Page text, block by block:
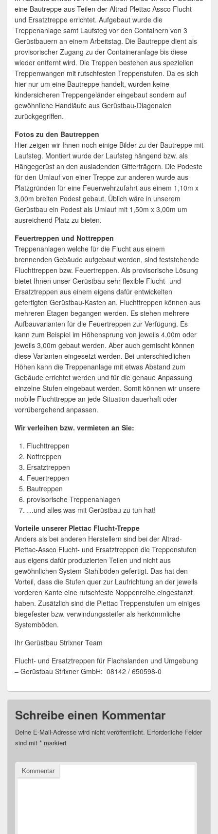
eine Bautreppe aus Teilen der Altrad Plettac Assco Flucht-
und Ersatztreppe errichtet. Aufgebaut wurde die
Treppenanlage samt Laufsteg vor den Containern von 3
Gerüstbauern an einem Arbeitstag. Die Bautreppe dient als
provisorischer Zugang zu der Containeranlage bis diese
wieder entfernt wird. Die Treppen bestehen aus speziellen
Treppenwangen mit rutschfesten Treppenstufen. Da es sich
hier nur um eine Bautreppe handelt, wurden keine
kindersicheren Treppengeländer eingebaut sondern auf
gewöhnliche Handläufe aus Gerüstbau-Diagonalen
zurückgegriffen.
Fotos zu den Bautreppen
Hier zeigen wir Ihnen noch einige Bilder zu der Bautreppe mit
Laufsteg. Montiert wurde der Laufsteg hängend bzw. als
Hängegerüst an den ausladenden Gitterträgern. Die Podeste
für den Umlauf von einer Treppe zur anderen wurde aus
Platzgründen für eine Feuerwehrzufahrt aus einem 1,10m x
3,00m breiten Podest gebaut. Üblich wäre in unserem
Gerüstbau ein Podest als Umlauf mit 1,50m x 3,00m um
ausreichend Platz zu bieten.
Feuertreppen und Nottreppen
Treppenanlagen welche für die Flucht aus einem
brennenden Gebäude aufgebaut werden, sind feststehende
Fluchttreppen bzw. Feuertreppen. Als provisorische Lösung
bietet Ihnen unser Gerüstbau sehr flexible Flucht- und
Ersatztreppen aus einem eigens dafür entwickelten
gefertigten Gerüstbau-Kasten an. Fluchttreppen können aus
mehreren Etagen begangen werden. Es stehen mehrere
Aufbauvarianten für die Feuertreppen zur Verfügung. Es
kann zum Beispiel im Höhensprung von jeweils 4,00m oder
jeweils 3,00m gebaut werden. Aber auch gemischt können
diese Varianten eingesetzt werden. Bei unterschiedlichen
Höhen kann die Treppenanlage mit etwas Abstand zum
Gebäude errichtet werden und für die genaue Anpassung
einzelne Stufen eingebaut werden. Somit können wir unsere
mobile Fluchttreppe an jede Situation dauerhaft oder
vorrübergehend anpassen.
Wir verleihen bzw. vermieten an Sie:
Fluchttreppen
Nottreppen
Ersatztreppen
Feuertreppen
Bautreppen
provisorische Treppenanlagen
…und alles was mit Gerüstbau zu tun hat!
Vorteile unserer Plettac Flucht-Treppe
Anders als bei anderen Herstellern sind bei der Altrad-
Plettac-Assco Flucht- und Ersatztreppen die Treppenstufen
aus eigens dafür produzierten Teilen und nicht aus
gewöhnlichen System-Stahlböden gefertigt. Das hat den
Vorteil, dass die Stufen quer zur Laufrichtung an der jeweils
vorderen Kante eine rutschfeste Noppenreihe eingestanzt
haben. Zusätzlich sind die Plettac Treppenstufen um einiges
biegefester bzw. verwindungssteifer als herkömmliche
Systemböden.
Ihr Gerüstbau Strixner Team
Flucht- und Ersatztreppen für Flachslanden und Umgebung
– Gerüstbau Strixner GmbH: 08142 / 650598-0
Schreibe einen Kommentar
Deine E-Mail-Adresse wird nicht veröffentlicht. Erforderliche Felder
sind mit * markiert
Kommentar